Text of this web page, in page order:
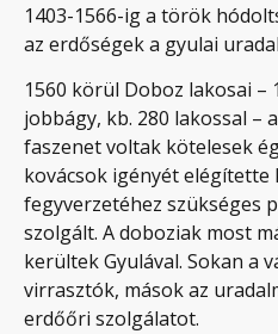
1403-1566-ig a török
az erdőségek a gyulai
1560 körül Doboz lakosai –
jobbágy, kb. 280 lakossal –
faszenet voltak kötelesek
kovácsok igényét elégítette
fegyverzetéhez szükséges
szolgált. A doboziak most
kerültek Gyulával. Sokan a
virrasztók, mások az
erdőőri szolgálatot.